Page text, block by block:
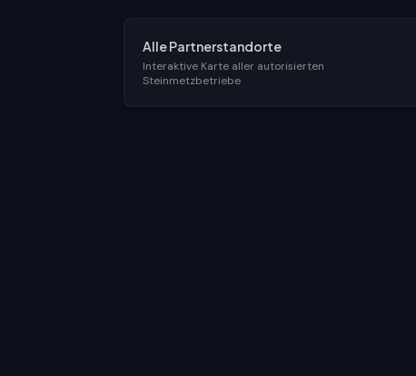
Alle Partnerstandorte
Interaktive Karte aller autorisierten
Steinmetzbetriebe